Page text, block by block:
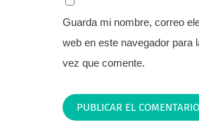
Guarda mi nombre, correo
web en este navegador para
vez que comente.